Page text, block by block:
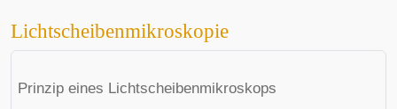
Lichtscheibenmikroskopie
Prinzip eines Lichtscheibenmikroskops